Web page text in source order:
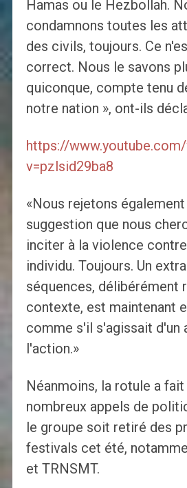
Hamas ou le Hezbollah.
condamnons toutes les
des civils, toujours. Ce
correct. Nous le savons
quiconque, compte tenu
notre nation », ont-ils
https://
v=pzlsid29ba8
«Nous rejetons
suggestion que nous
inciter à la violence
individu. Toujours. Un
séquences, délibérément
contexte, est maintenant
comme s'il s'agissait d'un
l'action.»
Néanmoins, la rotule a
nombreux appels de
le groupe soit retiré des
festivals cet été,
et TRNSMT.